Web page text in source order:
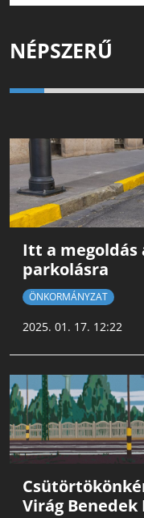
NÉPSZERŰ
Itt a megoldás
parkolásra
ÖNKORMÁNYZAT
2025. 01. 17. 12:22
Virág Benedek